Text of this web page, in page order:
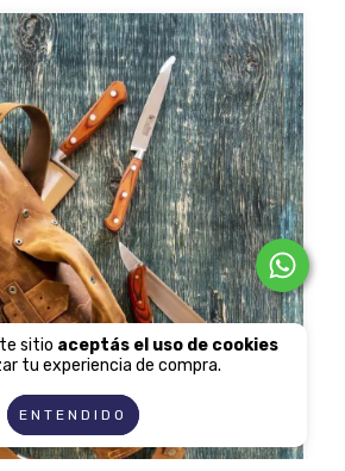
sitio aceptás el uso de cookies
tu experiencia de compra.
ENTENDIDO